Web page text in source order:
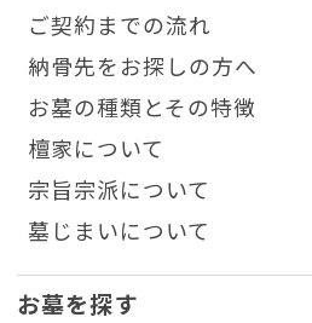
ご契約までの流れ
納骨先をお探しの方へ
お墓の種類とその特徴
檀家について
宗旨宗派について
墓じまいについて
お墓を探す